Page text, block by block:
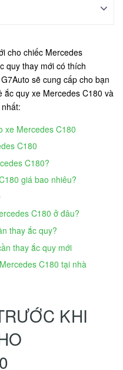
cho chiếc Mercedes
quy thay mới có thích
sẽ cung cấp cho bạn
quy xe Mercedes C180 và
xe Mercedes C180
C180
C180?
giá bao nhiêu?
C180 ở đâu?
thay ắc quy?
thay ắc quy mới
C180 tại nhà
KHI